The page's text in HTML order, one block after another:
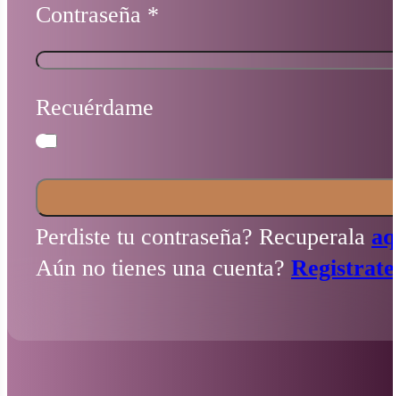
Contraseña *
Recuérdame
Perdiste tu contraseña? Recuperala
Aún no tienes una cuenta?